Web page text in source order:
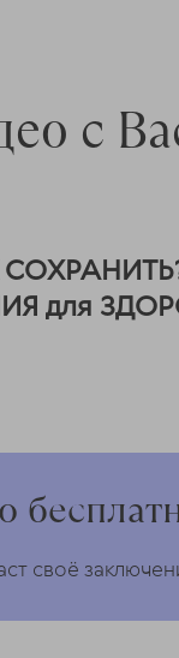
с
для
своё